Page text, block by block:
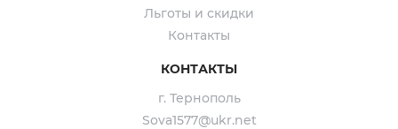
Льготы и скидки
Контакты
КОНТАКТЫ
г. Тернополь
Sova1577@ukr.net